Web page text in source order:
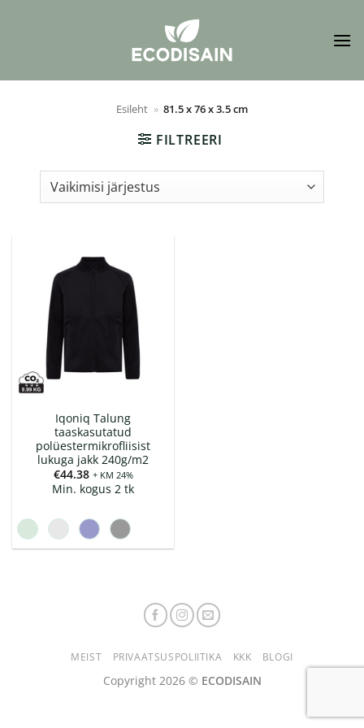
Esileht » 81.5 x 76 x 3.5 cm
FILTREERI
Iqoniq Talung
taaskasutatud
polüestermikrofliisist
lukuga jakk 240g/m2
€44.38 + KM 24%
Min. kogus 2 tk
MEIST PRIVAATSUSPOLIITIKA KKK BLOGI
Copyright 2026 © ECODISAIN